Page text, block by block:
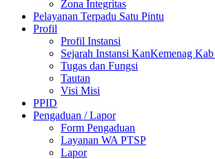
Zona Integritas
Pelayanan Terpadu Satu Pintu
Profil
Profil Instansi
Sejarah Instansi KanKemenag
Tugas dan Fungsi
Tautan
Visi Misi
PPID
Pengaduan / Lapor
Form Pengaduan
Layanan WA PTSP
Lapor